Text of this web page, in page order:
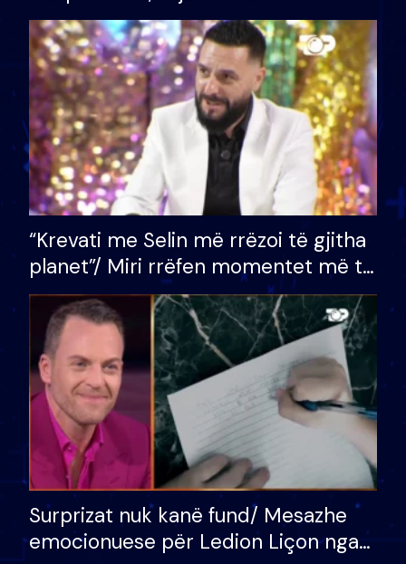
bashkëshorten: S’kemi ndonjë letër
divorci apo jo?
“Krevati me Selin më rrëzoi të gjitha
planet”/ Miri rrëfen momentet më të
bukura në shtëpinë e BB VIP: Do më
mungojë zilja e mëngjesit kur…
Surprizat nuk kanë fund/ Mesazhe
emocionuese për Ledion Liçon nga